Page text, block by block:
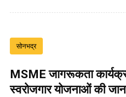
सोनभद्र
MSME जागरूकता
स्वरोजगार योजनाओं की